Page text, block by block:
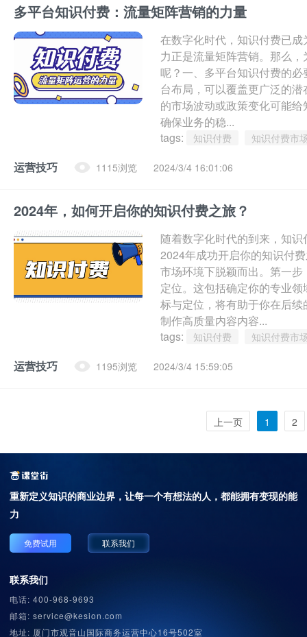
多平台知识付费：流量矩阵营销的力量
在数字化时代，知识付费已
力正是流量矩阵营销。那么
呢？一、多平台知识付费的
台布局，可以覆盖更广泛的
的市场波动或政策变化可能
确保业务的稳...
tags:
知识付费 知识付费市
运营技巧 1115浏览 2024/3/4 16:01:06
2024年，如何开启你的知识付费之旅？
随着数字化时代的到来，知
2024年成功开启你的知识付
市场环境下脱颖而出。第一
定位。这包括确定你的专业
标与定位，将有助于你在后
制作高质量内容内容...
tags:
知识付费 知识付费市
运营技巧 1195浏览 2024/3/4 15:59:05
上一页 1 2
重新定义知识的商业边界， 让每一个有想法的人，都能拥有变现的能
力
免费试用 联系我们
联系我们
电话: 400-968-9693
邮箱: service@kesion.com
地址: 厦门市观音山国际商务运营中心16号502室